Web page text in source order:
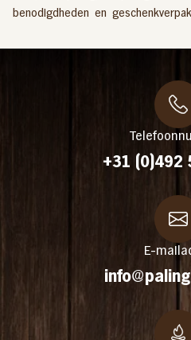
benodigdheden en
+31 (0)492
E-